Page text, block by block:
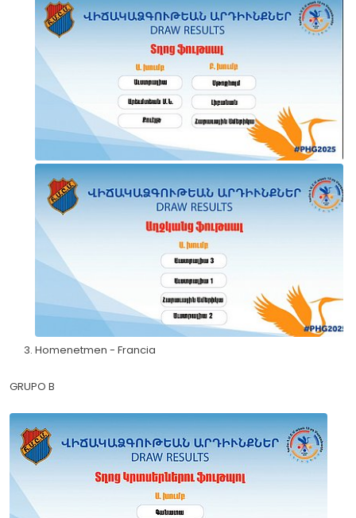
Homenetmen - Francia
GRUPO B